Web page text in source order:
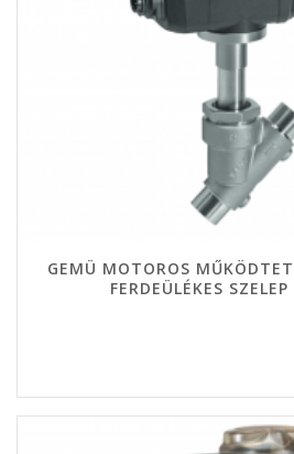
GEMÜ MOTOROS
FERDEÜLÉKES